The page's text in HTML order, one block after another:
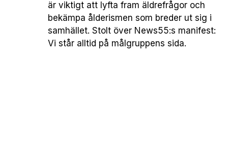
är viktigt att lyfta fram äldrefrågor och
bekämpa ålderismen som breder ut sig i
samhället. Stolt över News55:s manifest:
Vi står alltid på målgruppens sida.